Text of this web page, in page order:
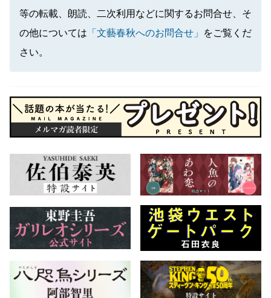
等の転載、朗読、二次利用などに関するお問合せ、そ
の他については 「文藝春秋へのお問合せ」
をご覧くだ
さい。